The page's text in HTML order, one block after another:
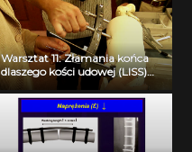
Warsztat 11: Złamania końca
dlaszego kości udowej (LISS)
(Synthes), dr M. Kolaśniewski